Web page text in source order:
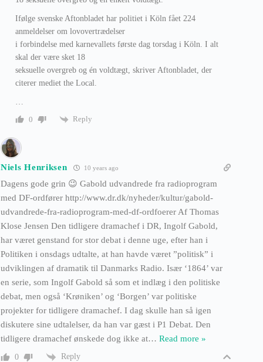
Ifølge svenske Aftonbladet har politiet i Köln fået 224
anmeldelser om lovovertrædelser
i forbindelse med karnevallets første dag torsdag i Köln. I alt
skal der være sket 18
seksuelle overgreb og én voldtægt, skriver Aftonbladet, der
citerer mediet the Local.
…
0
Reply
Niels Henriksen 10 years ago
Dagens gode grin 😉 Gabold udvandrede fra radioprogram
med DF-ordfører http://www.dr.dk/nyheder/kultur/gabold-
udvandrede-fra-radioprogram-med-df-ordfoerer Af Thomas
Klose Jensen Den tidligere dramachef i DR, Ingolf Gabold,
har været genstand for stor debat i denne uge, efter han i
Politiken i onsdags udtalte, at han havde været ”politisk” i
udviklingen af dramatik til Danmarks Radio. Især ‘1864’ var
en serie, som Ingolf Gabold så som et indlæg i den politiske
debat, men også ‘Krøniken’ og ‘Borgen’ var politiske
projekter for tidligere dramachef. I dag skulle han så igen
diskutere sine udtalelser, da han var gæst i P1 Debat. Den
tidligere dramachef ønskede dog ikke at… Read more »
0 Reply